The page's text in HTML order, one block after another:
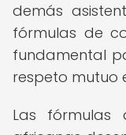
demás
fórmulas de
fundamental
respeto mutuo
Las fórmulas